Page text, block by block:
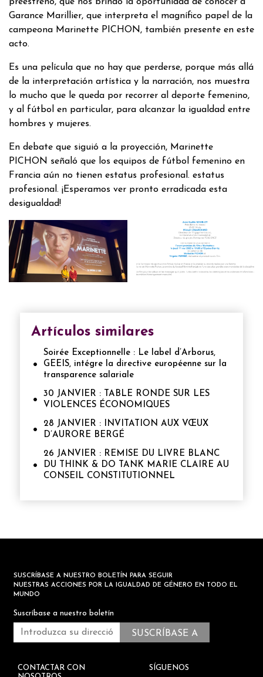
Garance Marillier, que interpreta el magnífico papel de la
campeona Marinette PICHON, también presente en este
acto.
Es una película que no hay que perderse, porque más allá
de la interpretación artística y la narración, nos muestra
lo mucho que le queda por recorrer al deporte femenino,
y al fútbol en particular, para alcanzar la igualdad entre
hombres y mujeres.
En debate que siguió a la proyección, Marinette
PICHON señaló que los equipos de fútbol femenino en
Francia aún no tienen estatus profesional. estatus
profesional. ¡Esperamos ver pronto erradicada esta
desigualdad!
Artículos similares
Soirée Exceptionnelle : Le label d’Arborus,
GEEIS, intégre la directive européenne sur la
transparence salariale
30 JANVIER : TABLE RONDE SUR LES
VIOLENCES ÉCONOMIQUES
28 JANVIER : INVITATION AUX VŒUX
D’AURORE BERGÉ
26 JANVIER : REMISE DU LIVRE BLANC
DU THINK & DO TANK MARIE CLAIRE AU
CONSEIL CONSTITUTIONNEL
SUSCRÍBASE A NUESTRO BOLETÍN PARA SEGUIR
NUESTRAS ACCIONES POR LA IGUALDAD DE GÉNERO EN TODO EL
MUNDO
Suscríbase a nuestro boletín
CONTACTAR CON
SÍGUENOS